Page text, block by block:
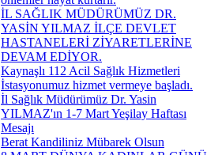
İL SAĞLIK MÜDÜRÜMÜZ DR.
YASİN YILMAZ İLÇE DEVLET
HASTANELERİ ZİYARETLERİNE
DEVAM EDİYOR.
Kaynaşlı 112 Acil Sağlık Hizmetleri
İstasyonumuz hizmet vermeye başladı.
İl Sağlık Müdürümüz Dr. Yasin
YILMAZ'ın 1-7 Mart Yeşilay Haftası
Mesajı
Berat Kandiliniz Mübarek Olsun